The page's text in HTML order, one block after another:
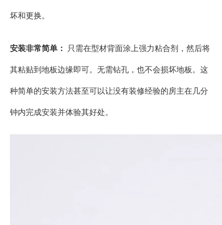
坏和更换。
安装非常简单： 只需在型材背面涂上强力粘合剂，然后将
其粘贴到地板边缘即可。无需钻孔，也不会损坏地板。这
种简单的安装方法甚至可以让没有装修经验的房主在几分
钟内完成安装并体验其好处。